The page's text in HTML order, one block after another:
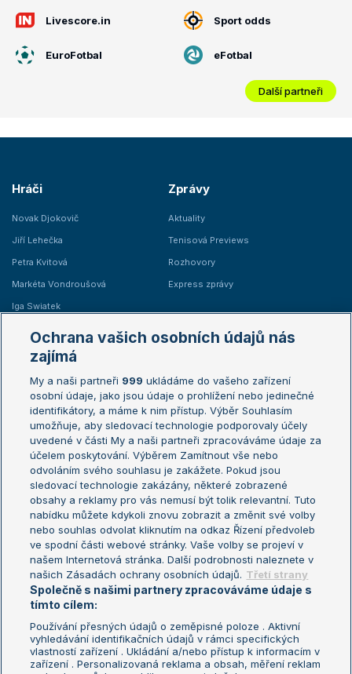
Livescore.in Sport odds
EuroFotbal eFotbal
Další partneři
Hráči
Novak Djokovič
Jiří Lehečka
Petra Kvitová
Markéta Vondroušová
Iga Swiatek
Zprávy
Aktuality
Tenisová Previews
Rozhovory
Express zprávy
Žebříčky
Žebříček ATP (muži)
Žebříček WTA (ženy)
Sázkařský žebříček
Australian Open
French Open
Wimbledon
US Open
Turnaj mistrů
Turnaj mistryň
Aktualní trendy
Fotbalové přestupy
Livesport Daily
LS Prague Open
Podmínky užití
Nastavení soukromí
GDPR a žurnalistika
Reklama
Ochrana vašich osobních údajů nás
zajímá
My a naši partneři 999 ukládáme do vašeho zařízení
osobní údaje, jako jsou údaje o prohlížení nebo jedinečné
identifikátory, a máme k nim přístup. Výběr Souhlasím
umožňuje, aby sledovací technologie podporovaly účely
uvedené v části My a naši partneři zpracováváme údaje za
účelem poskytování. Výběrem Zamítnout vše nebo
odvoláním svého souhlasu je zakážete. Pokud jsou
sledovací technologie zakázány, některé zobrazené
obsahy a reklamy pro vás nemusí být tolik relevantní. Tuto
nabídku můžete kdykoli znovu zobrazit a změnit své volby
nebo souhlas odvolat kliknutím na odkaz Řízení předvoleb
ve spodní části webové stránky. Vaše volby se projeví v
našem Internetová stránka. Další podrobnosti naleznete v
našich Zásadách ochrany osobních údajů. Třetí strany
Společně s našimi partnery zpracováváme údaje s
tímto cílem:
Používání přesných údajů o zeměpisné poloze . Aktivní
vyhledávání identifikačních údajů v rámci specifických
vlastností zařízení . Ukládání a/nebo přístup k informacím v
zařízení . Personalizovaná reklama a obsah, měření reklam